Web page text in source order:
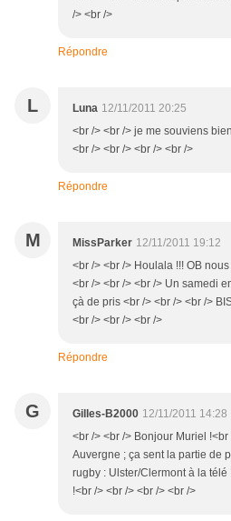
/> <br />
Répondre
L Luna 12/11/2011 20:25
<br /> <br /> je me souviens
<br /> <br /> <br /> <br />
Répondre
M MissParker 12/11/2011 19:12
<br /> <br /> Houlala !!! OB
<br /> <br /> <br /> Un samedi
çà de pris <br /> <br /> <br />
<br /> <br /> <br />
Répondre
G Gilles-B2000 12/11/2011 14:28
<br /> <br /> Bonjour Muriel
Auvergne ; ça sent la partie de
rugby : Ulster/Clermont à la
!<br /> <br /> <br /> <br />